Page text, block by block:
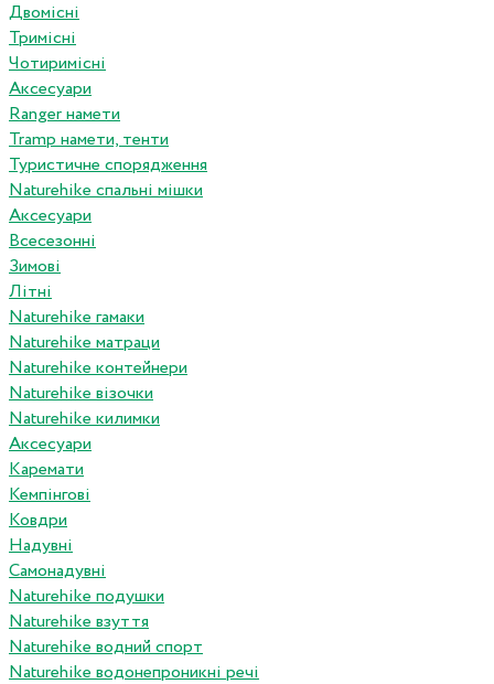
Двомісні
Тримісні
Чотиримісні
Аксесуари
Ranger намети
Tramp намети, тенти
Туристичне спорядження
Naturehike спальні мішки
Аксесуари
Всесезонні
Зимові
Літні
Naturehike гамаки
Naturehike матраци
Naturehike контейнери
Naturehike візочки
Naturehike килимки
Аксесуари
Каремати
Кемпінгові
Ковдри
Надувні
Самонадувні
Naturehike подушки
Naturehike взуття
Naturehike водний спорт
Naturehike водонепроникні речі